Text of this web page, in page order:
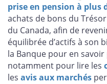
prise en pension à plus
achats de bons du
du Canada, afin de
équilibrée d’actifs à son
la Banque pour en
notamment pour lire les
les avis aux marchés